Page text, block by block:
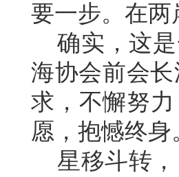
要一步。在
确实，这是
海协会前会
求，不懈努
愿，抱憾终身
星移斗转，